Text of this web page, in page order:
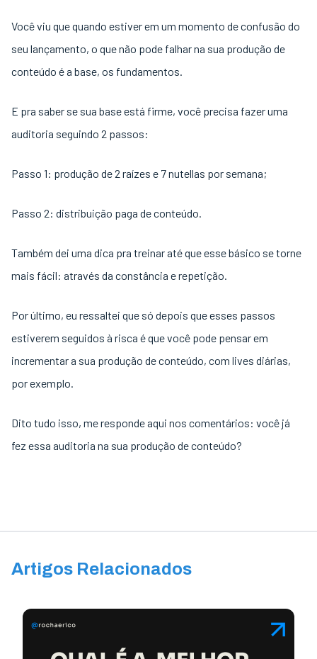
Você viu que quando estiver em um momento de confusão do
seu lançamento, o que não pode falhar na sua produção de
conteúdo é a base, os fundamentos.
E pra saber se sua base está firme, você precisa fazer uma
auditoria seguindo 2 passos:
Passo 1: produção de 2 raízes e 7 nutellas por semana;
Passo 2: distribuição paga de conteúdo.
Também dei uma dica pra treinar até que esse básico se torne
mais fácil: através da constância e repetição.
Por último, eu ressaltei que só depois que esses passos
estiverem seguidos à risca é que você pode pensar em
incrementar a sua produção de conteúdo, com lives diárias,
por exemplo.
Dito tudo isso, me responde aqui nos comentários: você já
fez essa auditoria na sua produção de conteúdo?
Artigos Relacionados